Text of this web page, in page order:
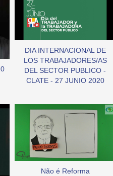
DIA INTERNACIONAL DE
LOS TRABAJADORES/AS
DEL SECTOR PUBLICO -
CLATE - 27 JUNIO 2020
Não é Reforma